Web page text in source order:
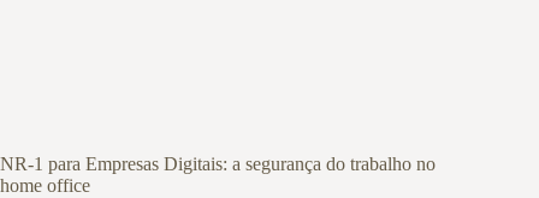
NR-1 para Empresas Digitais: a segurança do trabalho no
home office